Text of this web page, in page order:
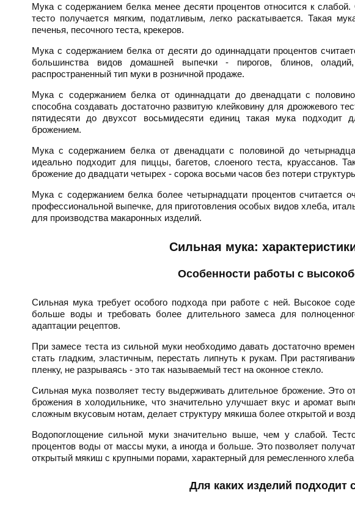
Мука с содержанием белка менее десяти процентов относится к
тесто получается мягким, податливым, легко раскатывается. Такая
печенья, песочного теста, крекеров.
Мука с содержанием белка от десяти до одиннадцати процентов
большинства видов домашней выпечки - пирогов, блинов,
распространенный тип муки в розничной продаже.
Мука с содержанием белка от одиннадцати до двенадцати с
способна создавать достаточно развитую клейковину для дрожжевого
пятидесяти до двухсот восьмидесяти единиц такая мука подходит
брожением.
Мука с содержанием белка от двенадцати с половиной до
идеально подходит для пиццы, багетов, слоеного теста, круассанов.
брожение до двадцати четырех - сорока восьми часов без потери
Мука с содержанием белка более четырнадцати процентов считается
профессиональной выпечке, для приготовления особых видов хлеба,
для производства макаронных изделий.
Сильная мука:
Особенности работы с
Сильная мука требует особого подхода при работе с ней. Высокое
больше воды и требовать более длительного замеса для
адаптации рецептов.
При замесе теста из сильной муки необходимо давать достаточно
стать гладким, эластичным, перестать липнуть к рукам. При
пленку, не разрываясь - это так называемый тест на оконное стекло.
Сильная мука позволяет тесту выдерживать длительное брожение. Это
брожения в холодильнике, что значительно улучшает вкус и аромат
сложным вкусовым нотам, делает структуру мякиша более открытой и
Водопоглощение сильной муки значительно выше, чем у слабой.
процентов воды от массы муки, а иногда и больше. Это позволяет
открытый мякиш с крупными порами, характерный для ремесленного
Для каких изделий подходит